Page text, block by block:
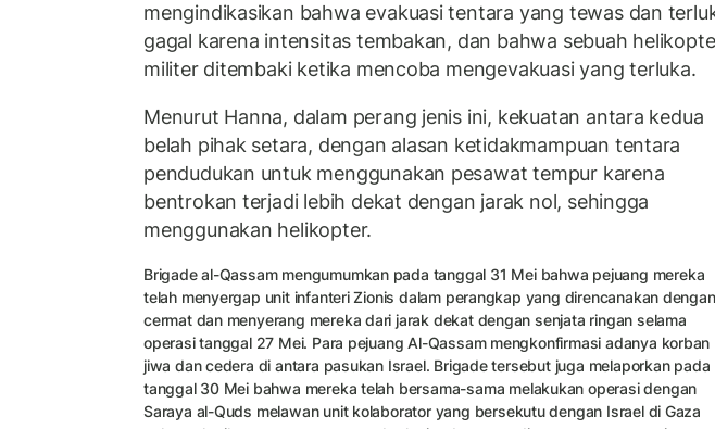
mengindikasikan bahwa evakuasi tentara yang tewas dan
gagal karena intensitas tembakan, dan bahwa sebuah
militer ditembaki ketika mencoba mengevakuasi yang terluka.
Menurut Hanna, dalam perang jenis ini, kekuatan antara kedua
belah pihak setara, dengan alasan ketidakmampuan tentara
pendudukan untuk menggunakan pesawat tempur karena
bentrokan terjadi lebih dekat dengan jarak nol, sehingga
menggunakan helikopter.
Brigade al-Qassam mengumumkan pada tanggal 31 Mei bahwa pejuang mereka
telah menyergap unit infanteri Zionis dalam perangkap yang direncanakan dengan
cermat dan menyerang mereka dari jarak dekat dengan senjata ringan selama
operasi tanggal 27 Mei. Para pejuang Al-Qassam mengkonfirmasi adanya korban
jiwa dan cedera di antara pasukan Israel. Brigade tersebut juga melaporkan pada
tanggal 30 Mei bahwa mereka telah bersama-sama melakukan operasi dengan
Saraya al-Quds melawan unit kolaborator yang bersekutu dengan Israel di Gaza